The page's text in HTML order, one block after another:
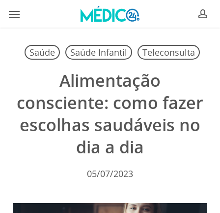
Menu
Saúde Saúde Infantil Teleconsulta
Alimentação
consciente: como fazer
escolhas saudáveis no
dia a dia
05/07/2023